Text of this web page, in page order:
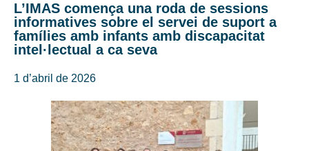
L’IMAS comença una roda de sessions
informatives sobre el servei de suport a
famílies amb infants amb discapacitat
intel·lectual a ca seva
1 d’abril de 2026